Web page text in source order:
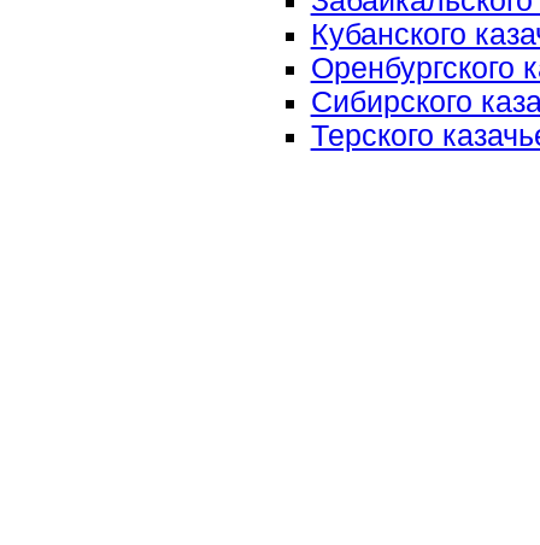
Кубанского
Оренбургского
Сибирского
Терского